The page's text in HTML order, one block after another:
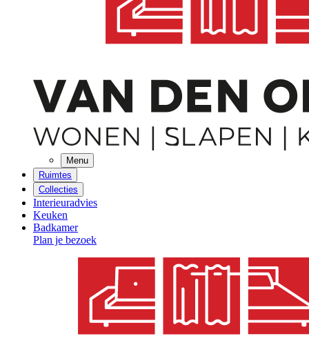
Menu
Ruimtes
Collecties
Interieuradvies
Keuken
Badkamer
Plan je bezoek